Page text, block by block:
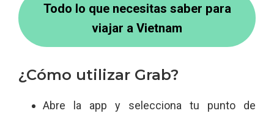
Todo lo que necesitas saber para
viajar a Vietnam
¿Cómo utilizar Grab?
Abre la app y selecciona tu punto de